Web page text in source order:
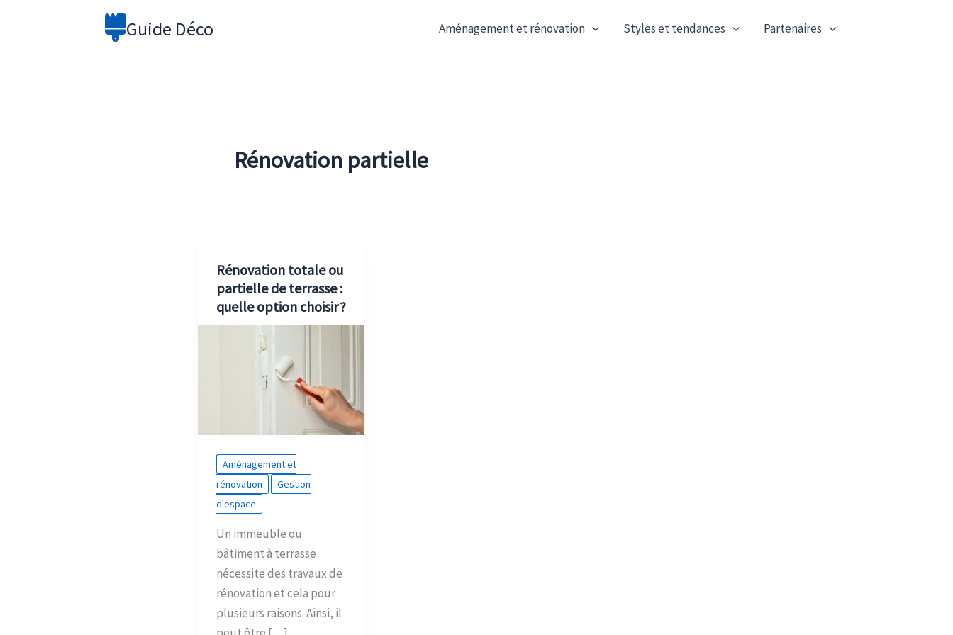
Guide Déco Aménagement et rénovation Styles et tendances Partenaires
Rénovation partielle
Rénovation totale ou
partielle de terrasse :
quelle option choisir ?
Aménagement et
rénovation
Gestion
d'espace
Un immeuble ou
bâtiment à terrasse
nécessite des travaux de
rénovation et cela pour
plusieurs raisons. Ainsi, il